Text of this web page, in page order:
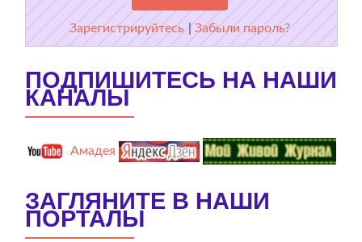
Зарегистрируйтесь |Забыли пароль?
ПОДПИШИТЕСЬ НА НАШИ
КАНАЛЫ
Амадея
ЗАГЛЯНИТЕ В НАШИ
ПОРТАЛЫ